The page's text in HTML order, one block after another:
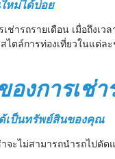
หม่ได้บ่อย
ช่ารถรายเดือน เมื่อถึง
ไตล์การท่องเที่ยวในแต่ล
องการเช่
ด้เป็นทรัพย์สินของคุณ
จะไม่สามารถนำรถไปดัด